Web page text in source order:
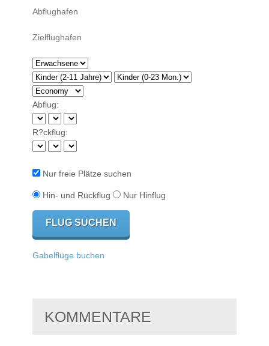
Abflug:
R?ckflug:
Nur freie Plätze suchen
Hin- und Rückflug Nur Hinflug
Gabelflüge buchen
KOMMENTARE